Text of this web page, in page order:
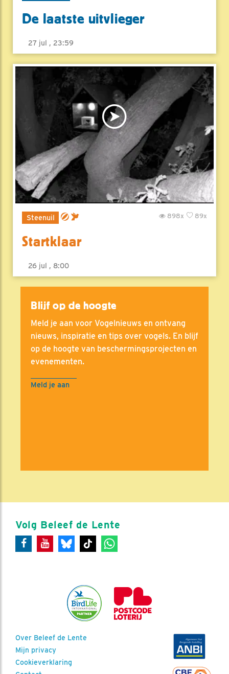
De laatste uitvlieger
27 jul , 23:59
Steenuil 89x
898x
Startklaar
26 jul , 8:00
Blijf op de hoogte
Meld je aan voor Vogelnieuws en ontvang
nieuws, inspiratie en tips over vogels. En blijf
op de hoogte van beschermingsprojecten en
evenementen.
Meld je aan
Volg Beleef de Lente
Over Beleef de Lente
Mijn privacy
Cookieverklaring